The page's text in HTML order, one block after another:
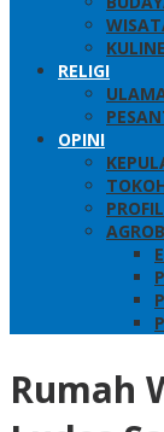
RELIGI
OPINI
PROFIL
Rumah